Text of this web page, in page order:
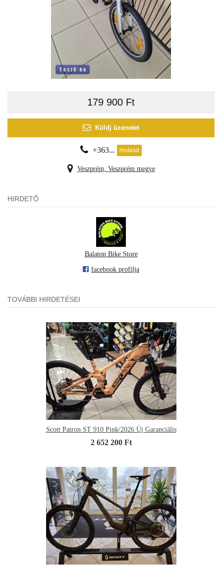
179 900 Ft
Küldj üzenetet
+363... mutasd
Veszprém, Veszprém megye
HIRDETŐ
Balaton Bike Store
facebook profilja
TOVÁBBI HIRDETÉSEI
Scott Patron ST 910 Pink/2026 Új Garanciális
2 652 200 Ft